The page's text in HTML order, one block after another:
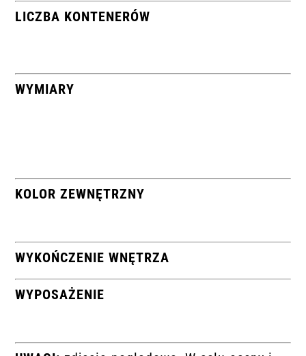
LICZBA KONTENERÓW
WYMIARY
KOLOR ZEWNĘTRZNY
WYKOŃCZENIE WNĘTRZA
WYPOSAŻENIE